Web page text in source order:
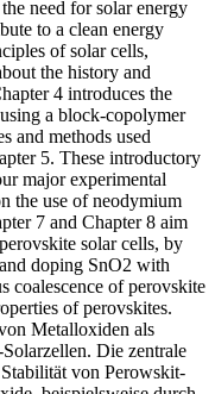
need for solar energy
to a clean energy
of solar cells,
the history and
4 introduces the
a block-copolymer
and methods used
5. These introductory
major experimental
the use of neodymium
7 and Chapter 8 aim
solar cells, by
doping SnO2 with
coalescence of perovskite
of perovskites.
Metalloxiden als
Die zentrale
von Perowskit-